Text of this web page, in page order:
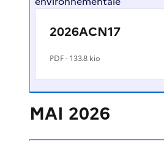
2026ACN17
PDF- 133.8 kio
MAI 2026